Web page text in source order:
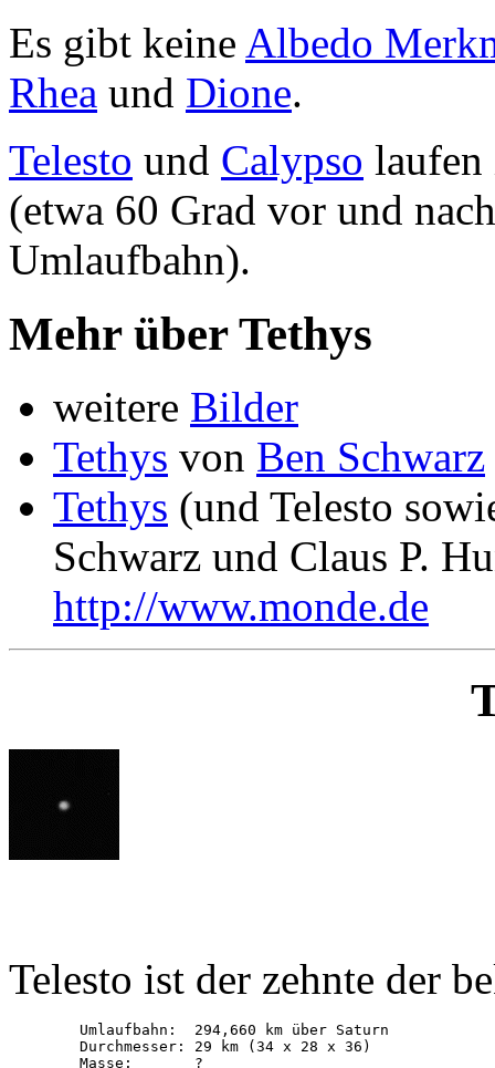
Es gibt keine Albedo
Rhea und Dione.
Telesto und Calypso
(etwa 60 Grad vor und
Umlaufbahn).
Mehr über Tethys
weitere Bilder
Tethys von Ben Schwarz
Tethys (und Telesto
Schwarz und Claus P.
http://www.monde.de
Telesto ist der zehnte der
        Umlaufbahn:  294,660 km über Saturn
        Durchmesser: 29 km (34 x 28 x 36)
        Masse:       ?